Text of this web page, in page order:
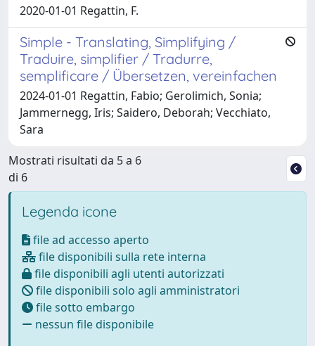
2020-01-01 Regattin, F.
Simple - Translating, Simplifying /
Traduire, simplifier / Tradurre,
semplificare / Übersetzen, vereinfachen
2024-01-01 Regattin, Fabio; Gerolimich, Sonia;
Jammernegg, Iris; Saidero, Deborah; Vecchiato,
Sara
Mostrati risultati da 5 a 6
di 6
Legenda icone
file ad accesso aperto
file disponibili sulla rete interna
file disponibili agli utenti autorizzati
file disponibili solo agli amministratori
file sotto embargo
nessun file disponibile